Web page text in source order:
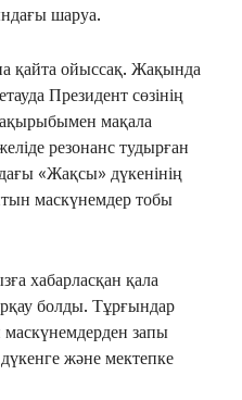
шаруа.
қайта ойыссақ. Жақында
Президент сөзінің
мақала
резонанс тудырған
«Жақсы» дүкенінің
маскүнемдер тобы
хабарласқан қала
болды. Тұрғындар
маскүнемдерден запы
және мектепке